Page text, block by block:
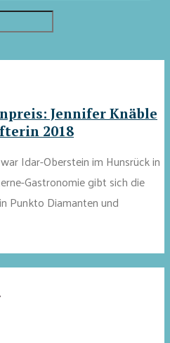
Jennifer Knäble
2018
Idar-Oberstein im Hunsrück in
Gastronomie gibt sich die
Punkto Diamanten und